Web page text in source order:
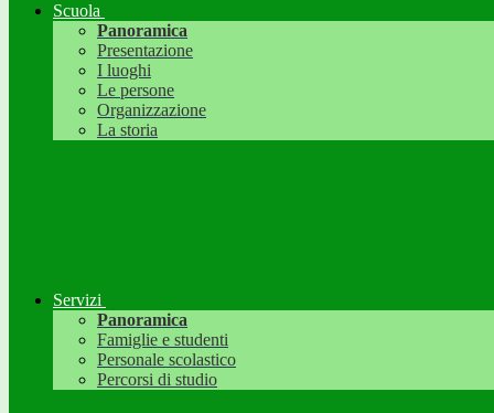
Scuola
Panoramica
Presentazione
I luoghi
Le persone
Organizzazione
La storia
Servizi
Panoramica
Famiglie e studenti
Personale scolastico
Percorsi di studio